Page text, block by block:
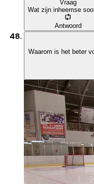
Vraag
Wat zijn inheemse
Antwoord
Waarom is het beter